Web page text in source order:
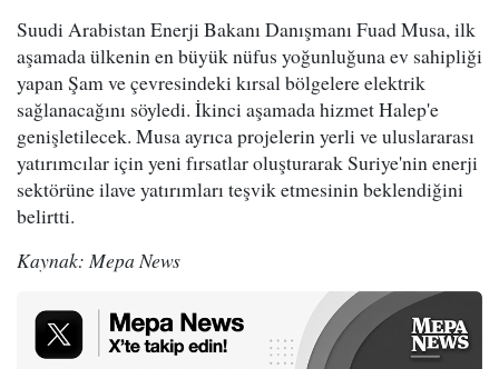
Suudi Arabistan Enerji Bakanı Danışmanı Fuad Musa, ilk
aşamada ülkenin en büyük nüfus yoğunluğuna ev sahipliği
yapan Şam ve çevresindeki kırsal bölgelere elektrik
sağlanacağını söyledi. İkinci aşamada hizmet Halep'e
genişletilecek. Musa ayrıca projelerin yerli ve uluslararası
yatırımcılar için yeni fırsatlar oluşturarak Suriye'nin enerji
sektörüne ilave yatırımları teşvik etmesinin beklendiğini
belirtti.
Kaynak: Mepa News